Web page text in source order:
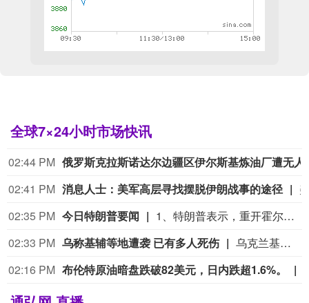
全球7×24小时市场快讯
02:44 PM
02:41 PM 消息人士：美军高层寻找摆脱伊朗战事的途径
02:35 PM 今日特朗普要闻
1、特朗普表示，重开霍尔木兹海峡的谈判正在推进，尽管伊朗议员正在考虑对与美国和以色列相关的船只实施限制。 2、特朗普：（关于人工智能）这可能比石油还要重要。谁赢得人工智能，谁就赢得一切。就是如此重要。人工智能比互联网大很多倍。 3、报道称，美国总统特朗普近日在一次私下会晤中表示，他希望副总统万斯能够赢得2028年总统大选。 4、美国总统特朗普当地时间8月7日宣布，联邦政府将向多个关键矿产和电池项目投资30亿美元，旨在增加美国国内产量，并以此推动国家安全与产业政策。 5、美国总统特朗普6日否认他对国防部长赫格塞思不满，称对赫格塞思所做的工作“非常满意”。 6、白宫本周致信库克称，特朗普“正在考虑”解除其职务，并要求她在三周内回应有关抵押贷款欺诈的指控。 7、特朗普媒体集团退出与Crypto.com的两项交易。 8、当地时间8月6日，有记者在采访美国总统特朗普时提出，如果民主党人在中期选举后控制国会众议院，可能会再次试图弹劾他，特朗普表示，“很多人说我是有史以来最伟大的总统之一”。
02:33 PM 乌称基辅等地遭袭 已有多人死伤
乌克兰基辅市军政管理局8日通报称，当天凌晨基辅市遭俄军袭击，截至当地时间5时45分，袭击已造成4人受伤，基辅市两个地区发生火灾，相关部门正在开展救援工作。此外，乌克兰基辅州军政管理局通报称，当天基辅州遭俄军无人机袭击，截至目前已造成3人死亡，另有3人受伤。目前俄罗斯方面对此暂无回应。
02:16 PM 布伦特原油暗盘跌破82美元，日内跌超1.6%。